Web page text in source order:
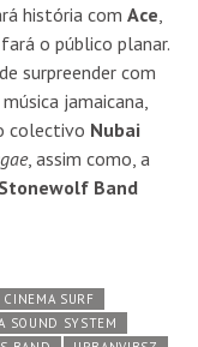
história com Ace
fará o público planar.
surpreender com
jamaicana,
colectivo Nubai
, assim como, a
Band
CINEMA SURF
SOUND SYSTEM